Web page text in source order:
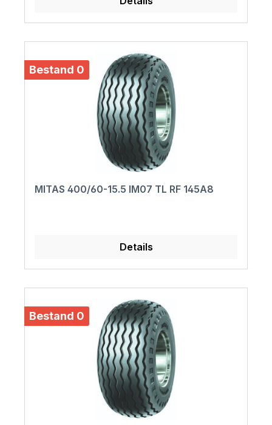
Bestand 0
MITAS 400/60-15.5 IM07 TL RF 145A8
Details
Bestand 0